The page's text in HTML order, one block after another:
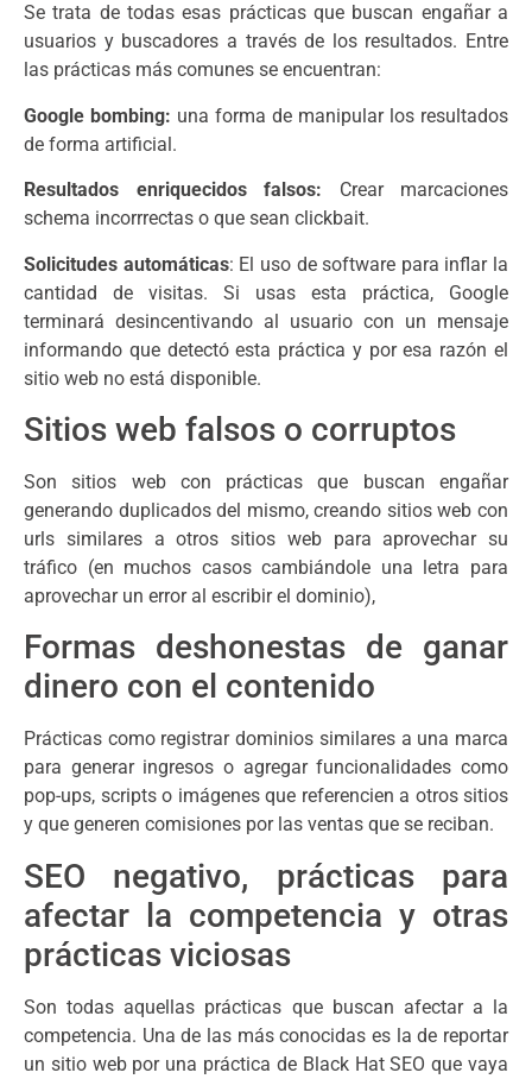
Se trata de todas esas prácticas que buscan engañar a
usuarios y buscadores a través de los resultados. Entre
las prácticas más comunes se encuentran:
Google bombing: una forma de manipular los resultados
de forma artificial.
Resultados enriquecidos falsos: Crear marcaciones
schema incorrrectas o que sean clickbait.
Solicitudes automáticas: El uso de software para inflar la
cantidad de visitas. Si usas esta práctica, Google
terminará desincentivando al usuario con un mensaje
informando que detectó esta práctica y por esa razón el
sitio web no está disponible.
Sitios web falsos o corruptos
Son sitios web con prácticas que buscan engañar
generando duplicados del mismo, creando sitios web con
urls similares a otros sitios web para aprovechar su
tráfico (en muchos casos cambiándole una letra para
aprovechar un error al escribir el dominio),
Formas deshonestas de ganar
dinero con el contenido
Prácticas como registrar dominios similares a una marca
para generar ingresos o agregar funcionalidades como
pop-ups, scripts o imágenes que referencien a otros sitios
y que generen comisiones por las ventas que se reciban.
SEO negativo, prácticas para
afectar la competencia y otras
prácticas viciosas
Son todas aquellas prácticas que buscan afectar a la
competencia. Una de las más conocidas es la de reportar
un sitio web por una práctica de Black Hat SEO que vaya